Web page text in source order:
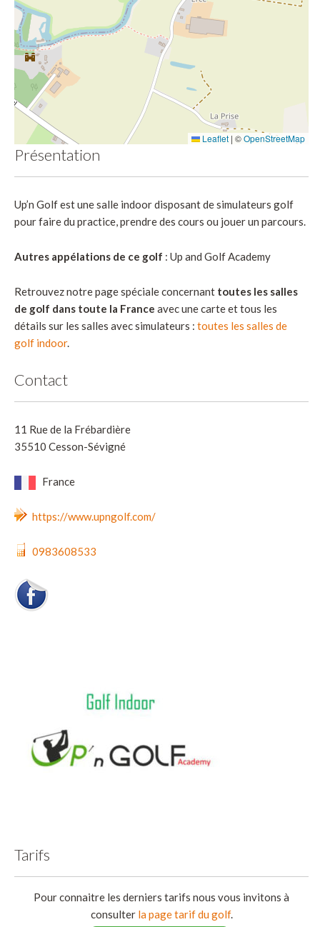
Leaflet | ©OpenStreetMap
Présentation
Up’n Golf est une salle indoor disposant de simulateurs golf
pour faire du practice, prendre des cours ou jouer un parcours.
Autres appélations de ce golf : Up and Golf Academy
Retrouvez notre page spéciale concernant toutes les salles
de golf dans toute la France avec une carte et tous les
détails sur les salles avec simulateurs : toutes les salles de
golf indoor.
Contact
11 Rue de la Frébardière
35510 Cesson-Sévigné
France
https://www.upngolf.com/
0983608533
Tarifs
Pour connaitre les derniers tarifs nous vous invitons à
consulter la page tarif du golf.